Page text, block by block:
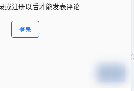
或注册以后才能发表评论
登录